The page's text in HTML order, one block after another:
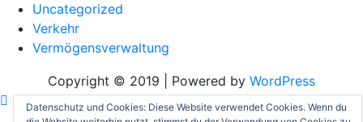
Uncategorized
Verkehr
Vermögensverwaltung
Copyright © 2019 | Powered by WordPress
Datenschutz und Cookies: Diese Website verwendet Cookies. Wenn du